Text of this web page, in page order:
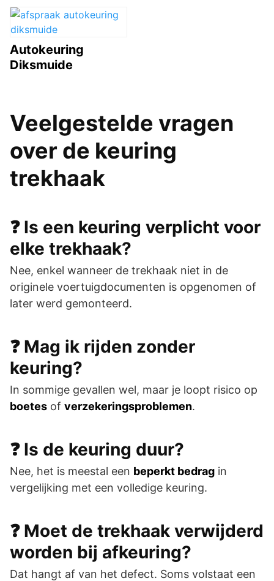
Autokeuring
Diksmuide
Veelgestelde vragen
over de keuring
trekhaak
❓ Is een keuring verplicht voor
elke trekhaak?
Nee, enkel wanneer de trekhaak niet in de
originele voertuigdocumenten is opgenomen of
later werd gemonteerd.
❓ Mag ik rijden zonder
keuring?
In sommige gevallen wel, maar je loopt risico op
boetes of verzekeringsproblemen.
❓ Is de keuring duur?
Nee, het is meestal een beperkt bedrag in
vergelijking met een volledige keuring.
❓ Moet de trekhaak verwijderd
worden bij afkeuring?
Dat hangt af van het defect. Soms volstaat een